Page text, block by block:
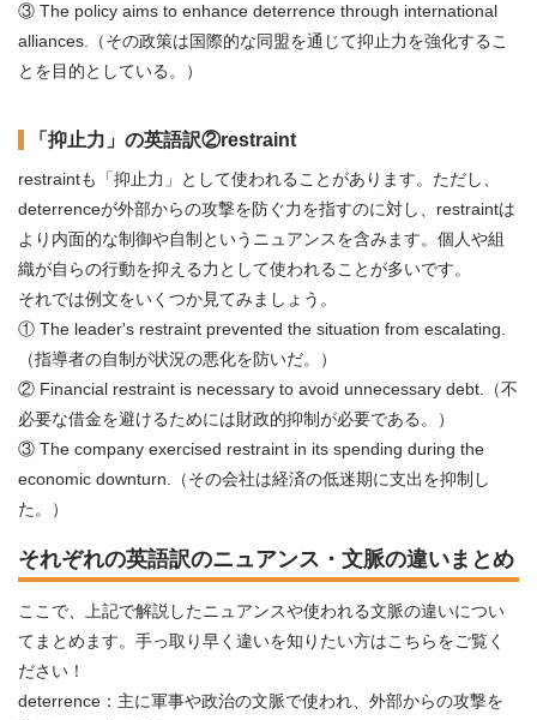
③ The policy aims to enhance deterrence through international
alliances.（その政策は国際的な同盟を通じて抑止力を強化するこ
とを目的としている。）
「抑止力」の英語訳②restraint
restraintも「抑止力」として使われることがあります。ただし、
deterrenceが外部からの攻撃を防ぐ力を指すのに対し、restraintは
より内面的な制御や自制というニュアンスを含みます。個人や組
織が自らの行動を抑える力として使われることが多いです。
それでは例文をいくつか見てみましょう。
① The leader's restraint prevented the situation from escalating.
（指導者の自制が状況の悪化を防いだ。）
② Financial restraint is necessary to avoid unnecessary debt.（不
必要な借金を避けるためには財政的抑制が必要である。）
③ The company exercised restraint in its spending during the
economic downturn.（その会社は経済の低迷期に支出を抑制し
た。）
それぞれの英語訳のニュアンス・文脈の違いまとめ
ここで、上記で解説したニュアンスや使われる文脈の違いについ
てまとめます。手っ取り早く違いを知りたい方はこちらをご覧く
ださい！
deterrence：主に軍事や政治の文脈で使われ、外部からの攻撃を